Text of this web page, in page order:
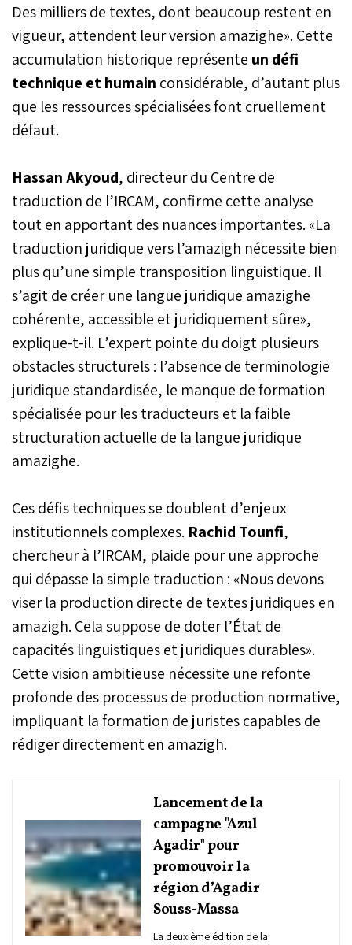
Des milliers de textes, dont beaucoup restent en
vigueur, attendent leur version amazighe». Cette
accumulation historique représente un défi
technique et humain considérable, d’autant plus
que les ressources spécialisées font cruellement
défaut.
Hassan Akyoud, directeur du Centre de
traduction de l’IRCAM, confirme cette analyse
tout en apportant des nuances importantes. «La
traduction juridique vers l’amazigh nécessite bien
plus qu’une simple transposition linguistique. Il
s’agit de créer une langue juridique amazighe
cohérente, accessible et juridiquement sûre»,
explique-t-il. L’expert pointe du doigt plusieurs
obstacles structurels : l’absence de terminologie
juridique standardisée, le manque de formation
spécialisée pour les traducteurs et la faible
structuration actuelle de la langue juridique
amazighe.
Ces défis techniques se doublent d’enjeux
institutionnels complexes. Rachid Tounfi,
chercheur à l’IRCAM, plaide pour une approche
qui dépasse la simple traduction : «Nous devons
viser la production directe de textes juridiques en
amazigh. Cela suppose de doter l’État de
capacités linguistiques et juridiques durables».
Cette vision ambitieuse nécessite une refonte
profonde des processus de production normative,
impliquant la formation de juristes capables de
rédiger directement en amazigh.
Lancement de la
campagne "Azul
Agadir" pour
promouvoir la
région d’Agadir
Souss-Massa
La deuxième édition de la